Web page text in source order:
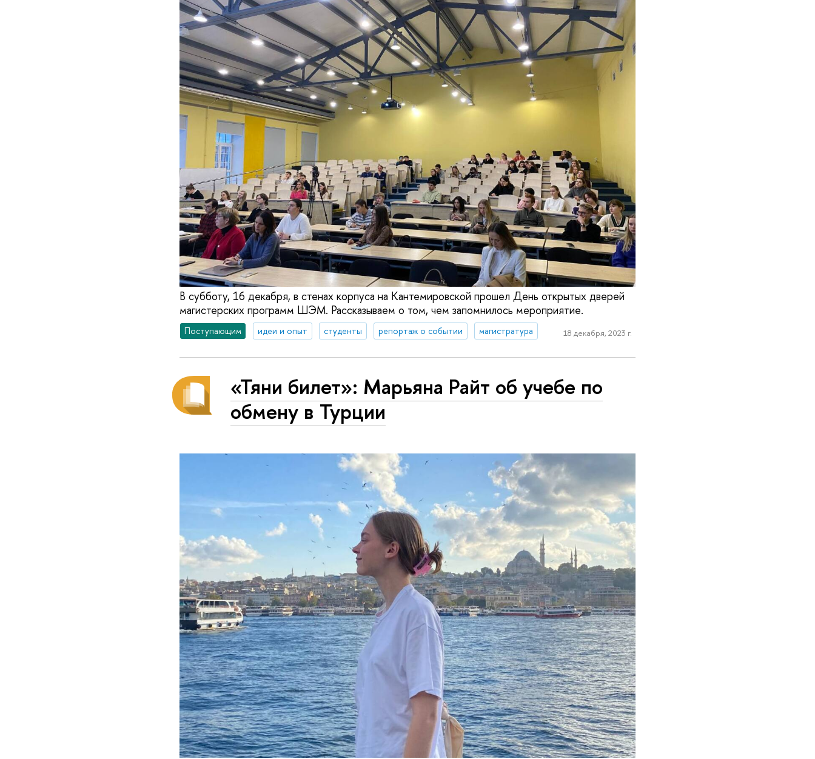
В субботу, 16 декабря, в стенах корпуса на Кантемировской прошел День открытых дверей
магистерских программ ШЭМ. Рассказываем о том, чем запомнилось мероприятие.
Поступающим идеи и опыт студенты репортаж о событии магистратура 18 декабря, 2023 г.
«Тяни билет»: Марьяна Райт об учебе по
обмену в Турции